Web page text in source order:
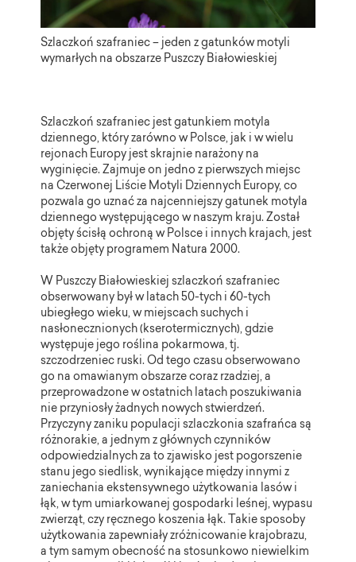
Szlaczkoń szafraniec – jeden z gatunków motyli
wymarłych na obszarze Puszczy Białowieskiej
Szlaczkoń szafraniec jest gatunkiem motyla
dziennego, który zarówno w Polsce, jak i w wielu
rejonach Europy jest skrajnie narażony na
wyginięcie. Zajmuje on jedno z pierwszych miejsc
na Czerwonej Liście Motyli Dziennych Europy, co
pozwala go uznać za najcenniejszy gatunek motyla
dziennego występującego w naszym kraju. Został
objęty ścisłą ochroną w Polsce i innych krajach, jest
także objęty programem Natura 2000.
W Puszczy Białowieskiej szlaczkoń szafraniec
obserwowany był w latach 50-tych i 60-tych
ubiegłego wieku, w miejscach suchych i
nasłonecznionych (kserotermicznych), gdzie
występuje jego roślina pokarmowa, tj.
szczodrzeniec ruski. Od tego czasu obserwowano
go na omawianym obszarze coraz rzadziej, a
przeprowadzone w ostatnich latach poszukiwania
nie przyniosły żadnych nowych stwierdzeń.
Przyczyny zaniku populacji szlaczkonia szafrańca są
różnorakie, a jednym z głównych czynników
odpowiedzialnych za to zjawisko jest pogorszenie
stanu jego siedlisk, wynikające między innymi z
zaniechania ekstensywnego użytkowania lasów i
łąk, w tym umiarkowanej gospodarki leśnej, wypasu
zwierząt, czy ręcznego koszenia łąk. Takie sposoby
użytkowania zapewniały zróżnicowanie krajobrazu,
a tym samym obecność na stosunkowo niewielkim